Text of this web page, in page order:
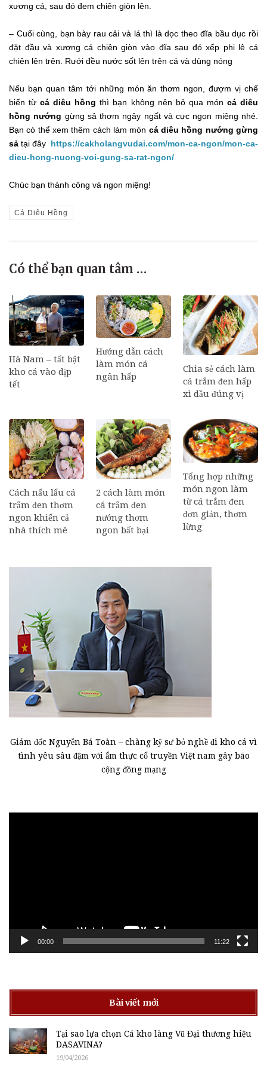
xương cá, sau đó đem chiên giòn lên.
– Cuối cùng, bạn bày rau cải và lá thì là dọc theo đĩa bầu dục rồi
đặt đầu và xương cá chiên giòn vào đĩa sau đó xếp phi lê cá
chiên lên trên. Rưới đều nước sốt lên trên cá và dùng nóng
Nếu bạn quan tâm tới những món ăn thơm ngon, đượm vị chế
biến từcá diêu hồng thì bạn không nên bỏ qua món cá diêu
hồng nướng gừng sả thơm ngây ngất và cực ngon miệng nhé.
Bạn có thể xem thêm cách làm món cá diêu hồng nướng gừng
sả tại đây https://cakholangvudai.com/mon-ca-ngon/mon-ca-
dieu-hong-nuong-voi-gung-sa-rat-ngon/
Chúc bạn thành công và ngon miệng!
Cá Diêu Hồng
Có thể bạn quan tâm …
Hà Nam – tất bật
kho cá vào dịp
tết
Hướng dẫn cách
làm món cá
ngân hấp
Chia sẻ cách làm
cá trắm đen hấp
xì dầu đúng vị
Cách nấu lẩu cá
trắm đen thơm
ngon khiến cả
nhà thích mê
2 cách làm món
cá trắm đen
nướng thơm
ngon bất bại
Tổng hợp những
món ngon làm
từ cá trắm đen
đơn giản, thơm
lừng
Giám đốc Nguyễn Bá Toàn – chàng kỹ sư bỏ nghề đi kho cá vì
tình yêu sâu đậm với ẩm thực cổ truyền Việt nam gây bão
cộng đồng mạng
00:00 11:22
Bài viết mới
Tại sao lựa chọn Cá kho làng Vũ Đại thương hiệu
DASAVINA?
19/04/2026